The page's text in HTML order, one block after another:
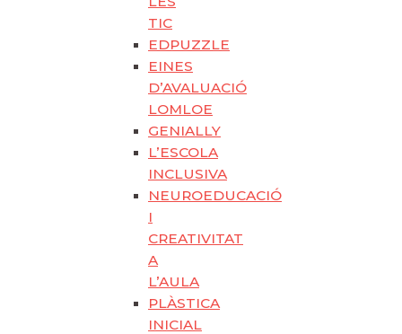
TIC
EDPUZZLE
EINES
D’AVALUACIÓ
LOMLOE
GENIALLY
L’ESCOLA
INCLUSIVA
NEUROEDUCACIÓ
I
CREATIVITAT
A
L’AULA
PLÀSTICA
INICIAL